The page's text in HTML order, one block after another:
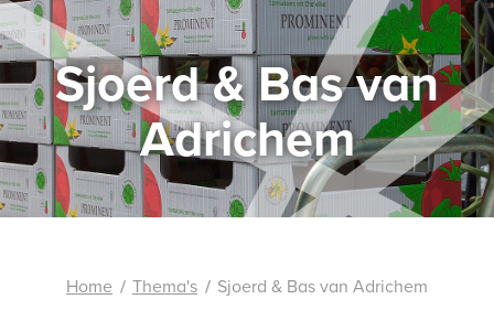
Sjoerd & Bas van
Adrichem
Home Thema's Sjoerd & Bas van Adrichem